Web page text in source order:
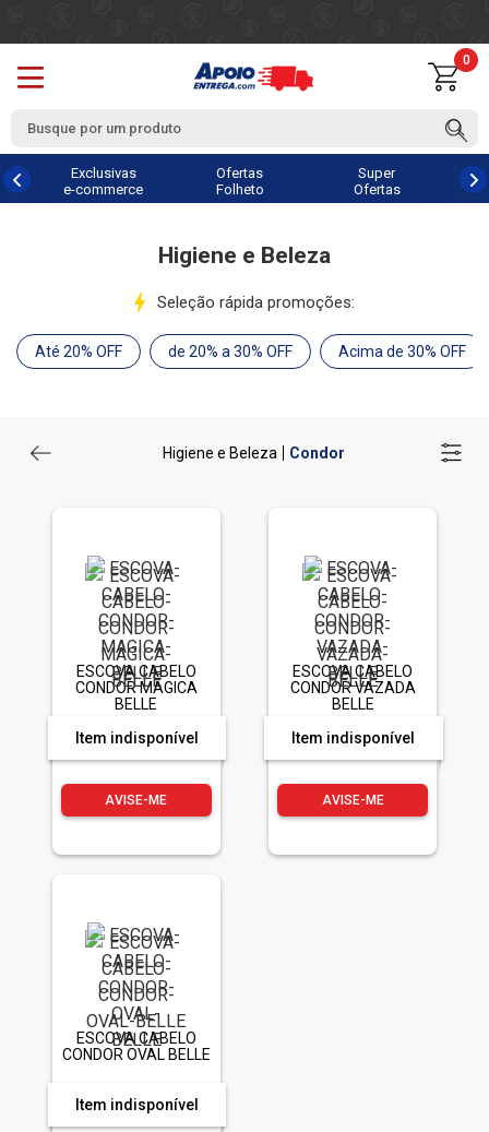
0
Exclusivas
e-commerce
Ofertas
Folheto
Super
Ofertas
Higiene e Beleza
Seleção rápida promoções:
Até 20% OFF de 20% a 30% OFF Acima de 30% OFF
Higiene e Beleza Condor
ESCOVA CABELO
CONDOR MAGICA
BELLE
Item indisponível
AVISE-ME
ESCOVA CABELO
CONDOR VAZADA
BELLE
Item indisponível
AVISE-ME
ESCOVA CABELO
CONDOR OVAL BELLE
Item indisponível